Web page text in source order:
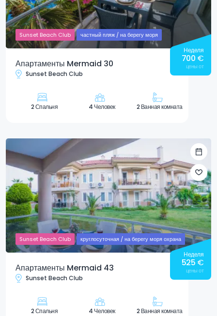
Sunset Beach Club частный пляж / на берегу моря
Апартаменты Mermaid 30
Sunset Beach Club
Неделя
700 €
цены от
2 Спальня 4 Человек 2 Ванная комната
Sunset Beach Club круглосуточная / на берегу моря охрана
Апартаменты Mermaid 43
Sunset Beach Club
Неделя
525 €
цены от
2 Спальня 4 Человек 2 Ванная комната